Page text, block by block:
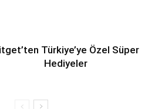
Türkiye’ye Özel Süper
Hediyeler